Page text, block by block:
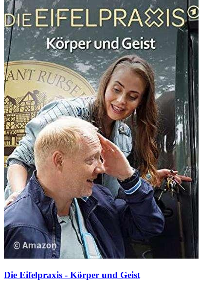
Die Eifelpraxis - Körper und Geist